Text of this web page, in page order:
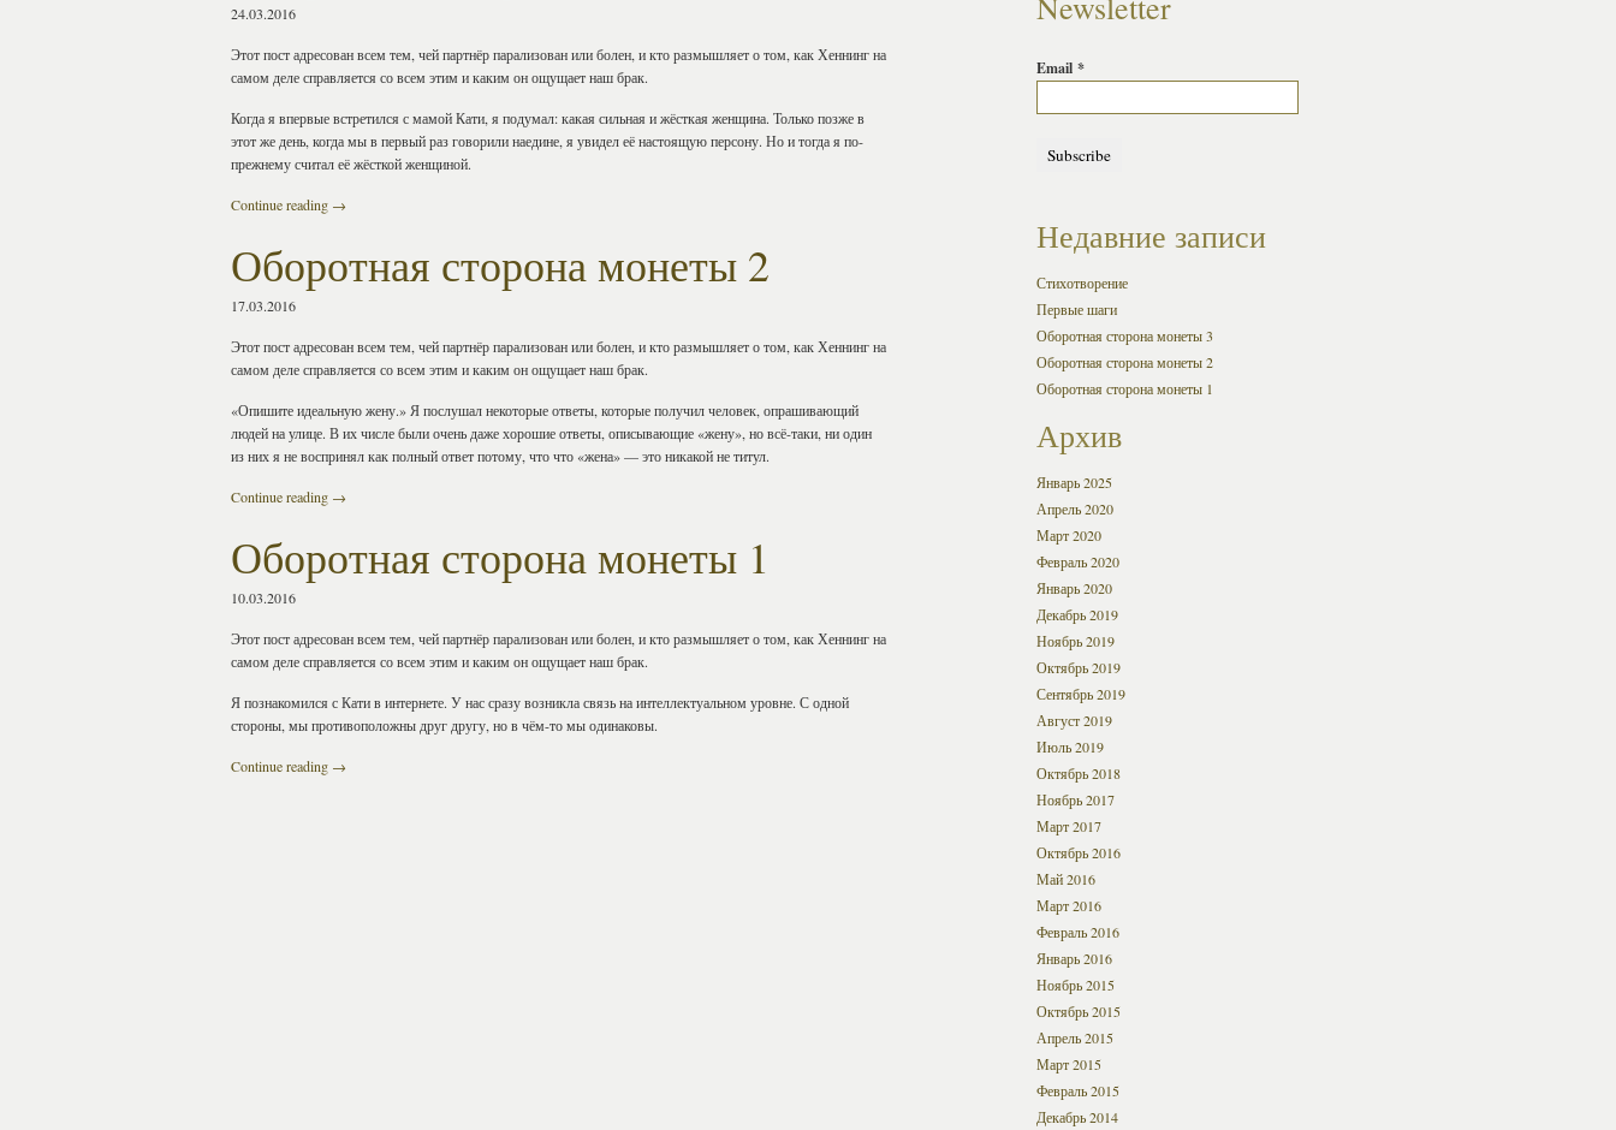
24.03.2016
Этот пост адресован всем тем, чей партнёр парализован или болен, и кто размышляет о том, как Хеннинг на
самом деле справляется со всем этим и каким он ощущает наш брак.
Когда я впервые встретился с мамой Кати, я подумал: какая сильная и жёсткая женщина. Только позже в
этот же день, когда мы в первый раз говорили наедине, я увидел её настоящую персону. Но и тогда я по-
прежнему считал её жёсткой женщиной.
Continue reading →
Оборотная сторона монеты 2
17.03.2016
Этот пост адресован всем тем, чей партнёр парализован или болен, и кто размышляет о том, как Хеннинг на
самом деле справляется со всем этим и каким он ощущает наш брак.
«Опишите идеальную жену.» Я послушал некоторые ответы, которые получил человек, опрашивающий
людей на улице. В их числе были очень даже хорошие ответы, описывающие «жену», но всё-таки, ни один
из них я не воспринял как полный ответ потому, что что «жена» — это никакой не титул.
Continue reading →
Оборотная сторона монеты 1
10.03.2016
Этот пост адресован всем тем, чей партнёр парализован или болен, и кто размышляет о том, как Хеннинг на
самом деле справляется со всем этим и каким он ощущает наш брак.
Я познакомился с Кати в интернете. У нас сразу возникла связь на интеллектуальном уровне. С одной
стороны, мы противоположны друг другу, но в чём-то мы одинаковы.
Continue reading →
Email *
Недавние записи
Стихотворение
Первые шаги
Оборотная сторона монеты 3
Оборотная сторона монеты 2
Оборотная сторона монеты 1
Архив
Январь 2025
Апрель 2020
Март 2020
Февраль 2020
Январь 2020
Декабрь 2019
Ноябрь 2019
Октябрь 2019
Сентябрь 2019
Август 2019
Июль 2019
Октябрь 2018
Ноябрь 2017
Март 2017
Октябрь 2016
Май 2016
Март 2016
Февраль 2016
Январь 2016
Ноябрь 2015
Октябрь 2015
Апрель 2015
Март 2015
Февраль 2015
Декабрь 2014